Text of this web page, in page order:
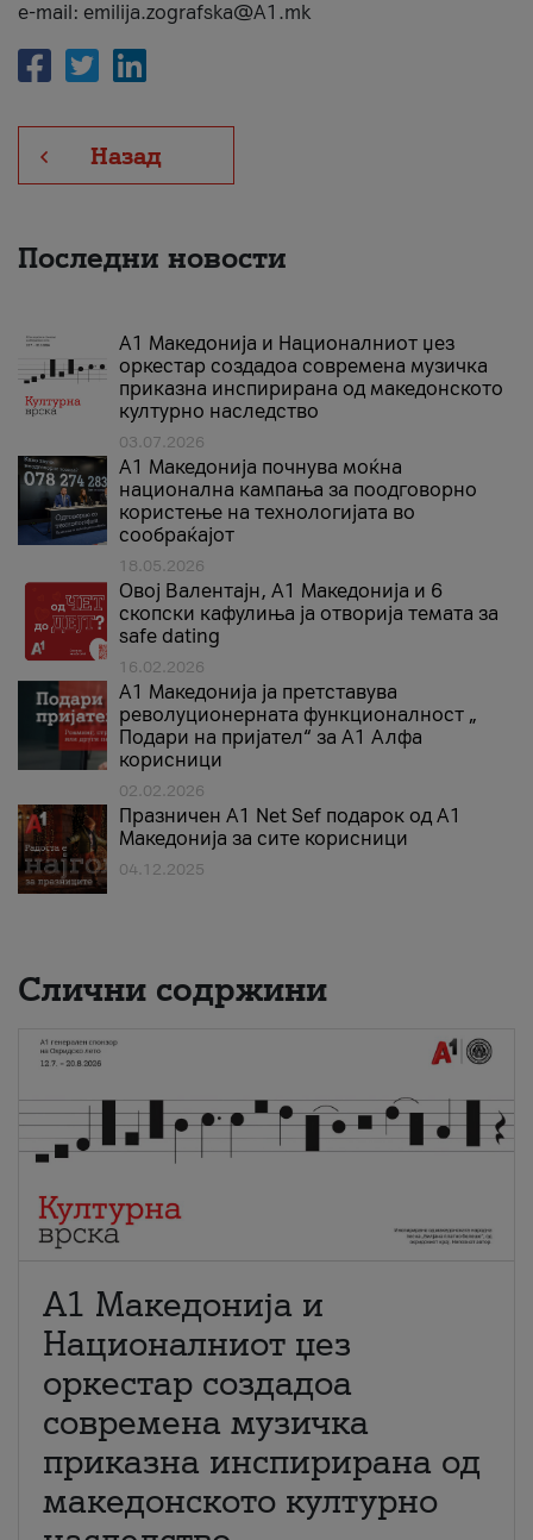
e-mail: emilija.zografska@A1.mk
Назад
Последни новости
А1 Македонија и Националниот џез
оркестар создадоа современа музичка
приказна инспирирана од македонското
културно наследство
03.07.2026
A1 Македонија почнува моќна
национална кампања за поодговорно
користење на технологијата во
сообраќајот
18.05.2026
Овој Валентајн, A1 Македонија и 6
скопски кафулиња ја отворија темата за
safe dating
16.02.2026
А1 Македонија ја претставува
револуционерната функционалност „
Подари на пријател“ за А1 Алфа
корисници
02.02.2026
Празничен A1 Net Sеf подарок од А1
Македонија за сите корисници
04.12.2025
Слични содржини
А1 Македонија и
Националниот џез
оркестар создадоа
современа музичка
приказна инспирирана од
македонското културно